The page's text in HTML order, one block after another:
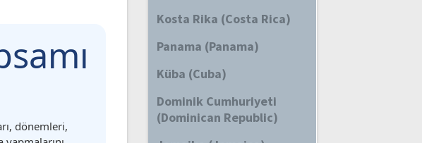
dönemleri,
Kosta Rika (Costa Rica)
Panama (Panama)
Küba (Cuba)
Dominik Cumhuriyeti
(Dominican Republic)